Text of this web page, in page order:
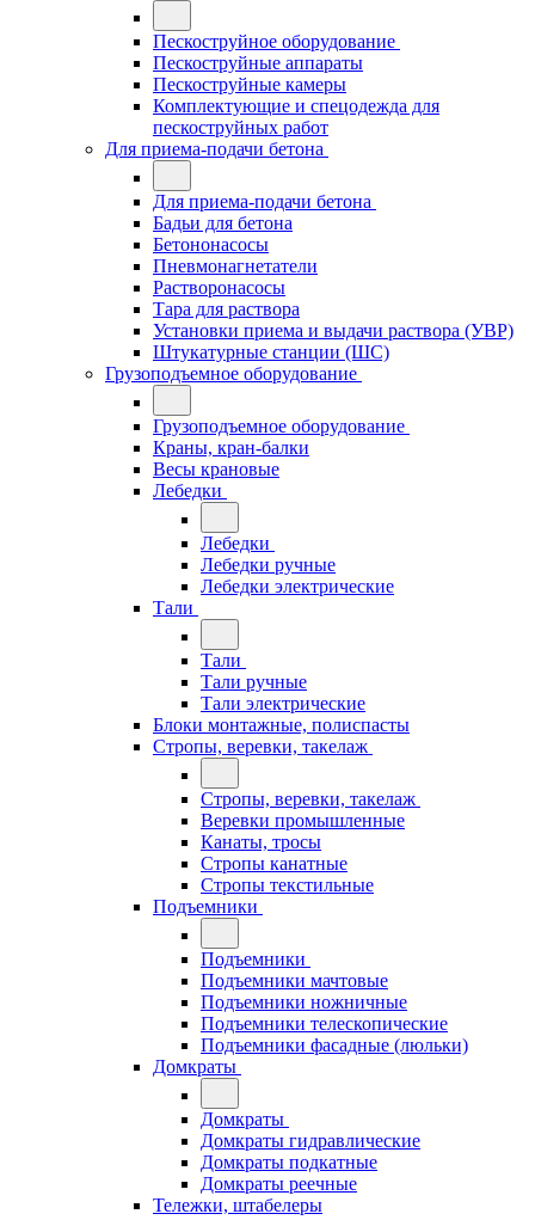
Пескоструйное оборудование
Пескоструйные аппараты
Пескоструйные камеры
Комплектующие и спецодежда для
пескоструйных работ
Для приема-подачи бетона
Для приема-подачи бетона
Бадьи для бетона
Бетононасосы
Пневмонагнетатели
Растворонасосы
Тара для раствора
Установки приема и выдачи раствора (УВР)
Штукатурные станции (ШС)
Грузоподъемное оборудование
Грузоподъемное оборудование
Краны, кран-балки
Весы крановые
Лебедки
Лебедки
Лебедки ручные
Лебедки электрические
Тали
Тали
Тали ручные
Тали электрические
Блоки монтажные, полиспасты
Стропы, веревки, такелаж
Стропы, веревки, такелаж
Веревки промышленные
Канаты, тросы
Стропы канатные
Стропы текстильные
Подъемники
Подъемники
Подъемники мачтовые
Подъемники ножничные
Подъемники телескопические
Подъемники фасадные (люльки)
Домкраты
Домкраты
Домкраты гидравлические
Домкраты подкатные
Домкраты реечные
Тележки, штабелеры